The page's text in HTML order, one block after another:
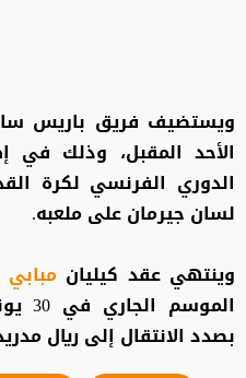
ويستضيف فريق باريس
لسان جيرمان على ملعبه.
وينتهي عقد كيليان مبابي
بصدد الانتقال إلى ريال